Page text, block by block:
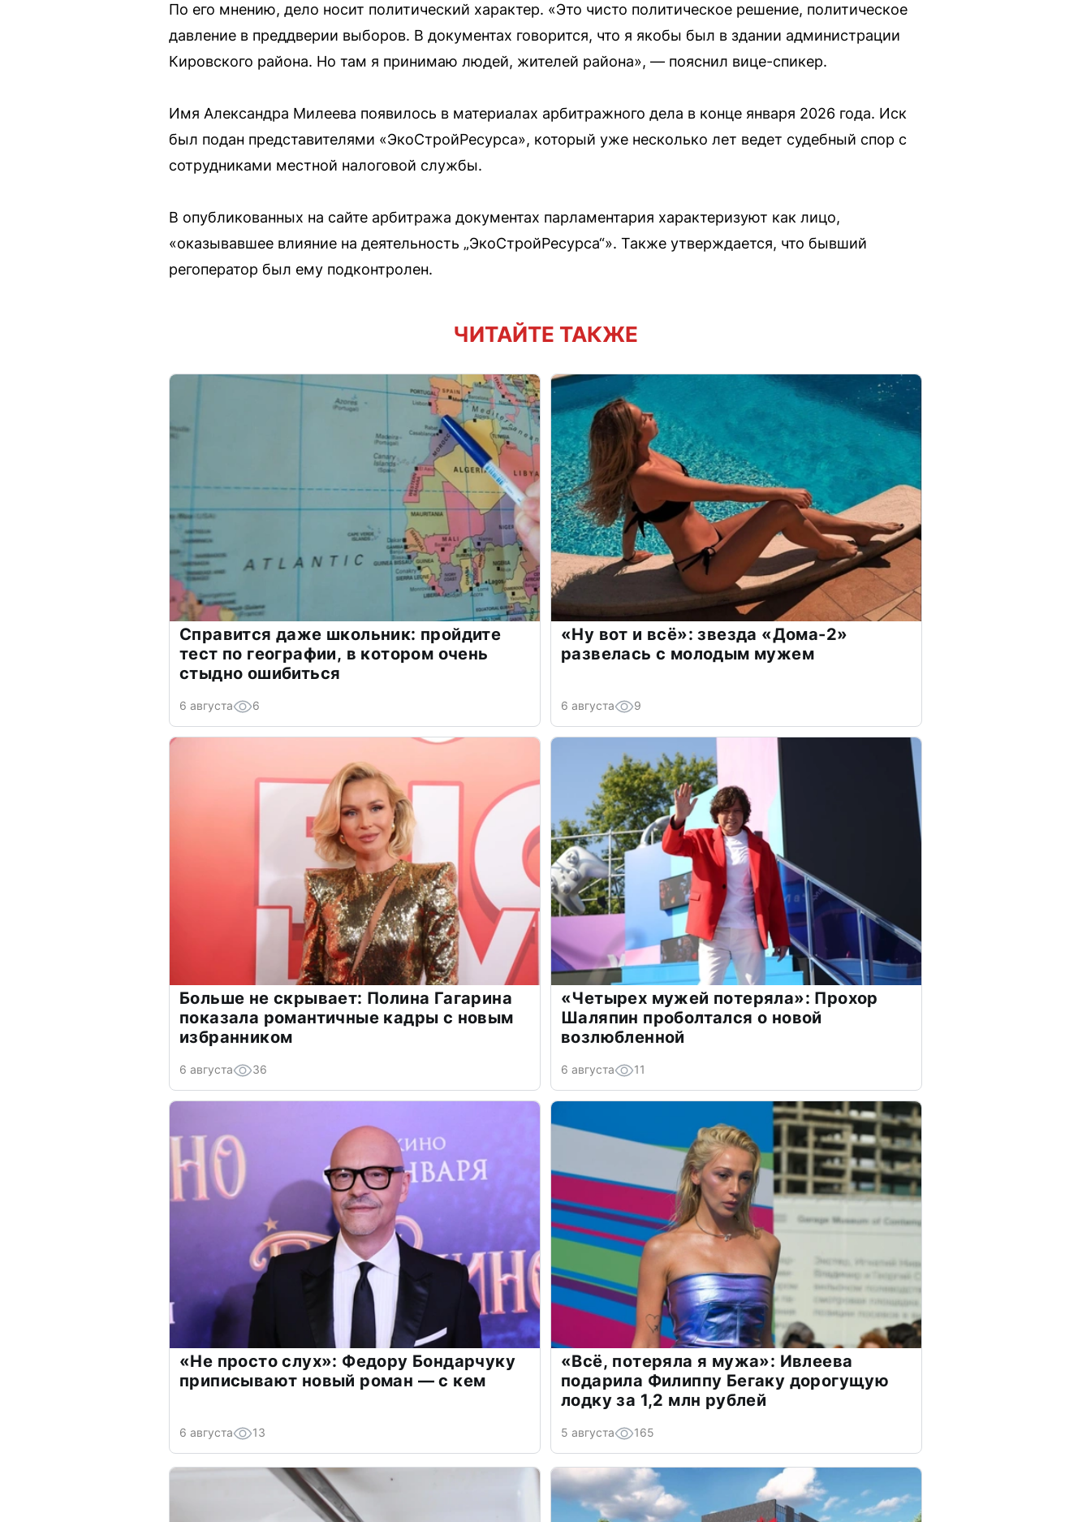
По его мнению, дело носит политический характер. «Это чисто политическое решение, политическое
давление в преддверии выборов. В документах говорится, что я якобы был в здании администрации
Кировского района. Но там я принимаю людей, жителей района», — пояснил вице-спикер.
Имя Александра Милеева появилось в материалах арбитражного дела в конце января 2026 года. Иск
был подан представителями «ЭкоСтройРесурса», который уже несколько лет ведет судебный спор с
сотрудниками местной налоговой службы.
В опубликованных на сайте арбитража документах парламентария характеризуют как лицо,
«оказывавшее влияние на деятельность „ЭкоСтройРесурса“». Также утверждается, что бывший
регоператор был ему подконтролен.
ЧИТАЙТЕ ТАКЖЕ
Справится даже школьник: пройдите
тест по географии, в котором очень
стыдно ошибиться
6 августа 6
«Ну вот и всё»: звезда «Дома-2»
развелась с молодым мужем
6 августа 9
Больше не скрывает: Полина Гагарина
показала романтичные кадры с новым
избранником
6 августа 36
«Четырех мужей потеряла»: Прохор
Шаляпин проболтался о новой
возлюбленной
6 августа 11
«Не просто слух»: Федору Бондарчуку
приписывают новый роман — с кем
6 августа 13
«Всё, потеряла я мужа»: Ивлеева
подарила Филиппу Бегаку дорогущую
лодку за 1,2 млн рублей
5 августа 165